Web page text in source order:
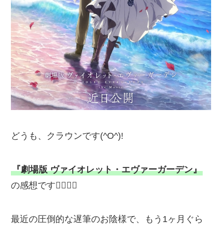
どうも、クラウンです(^O^)!
『劇場版 ヴァイオレット・エヴァーガーデン』
の感想です💁‍♂️💁‍♂️
最近の圧倒的な遅筆のお陰様で、もう1ヶ月ぐら